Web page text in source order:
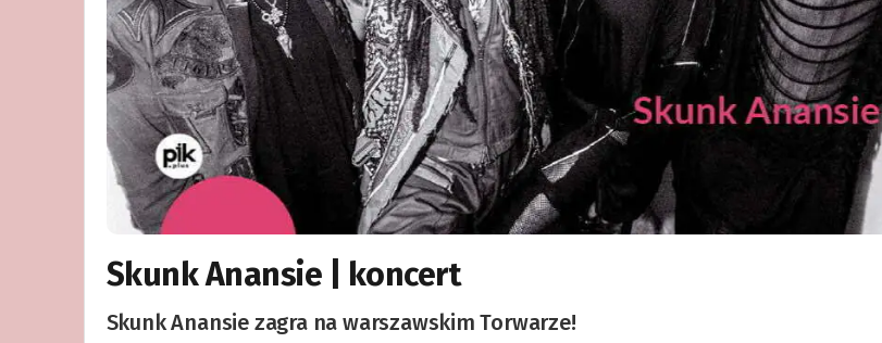
Skunk Anansie | koncert
Skunk Anansie zagra na warszawskim Torwarze!